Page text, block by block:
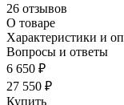
26 отзывов
О товаре
Характеристики и
Вопросы и ответы
6 650 ₽
27 550 ₽
Купить